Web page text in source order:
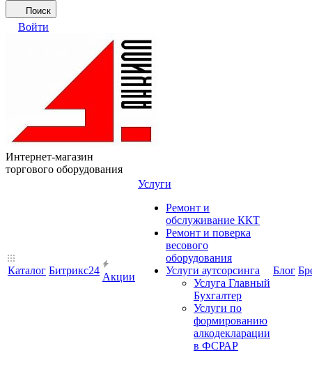
Поиск
Войти
Интернет-магазин
торгового оборудования
Каталог Битрикс24
Акции
Услуги
Ремонт и
обслуживание ККТ
Ремонт и поверка
весового
оборудования
Услуги аутсорсинга
Услуга Главный
Бухгалтер
Услуги по
формированию
алкодекларации
в ФСРАР
Блог